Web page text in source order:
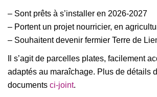
– Sont prêts à s’installer en 2026-2027
– Portent un projet nourricier, en
– Souhaitent devenir fermier Terre de
Il s’agit de parcelles plates, facilement
adaptés au maraîchage. Plus de détails
documents ci-joint.